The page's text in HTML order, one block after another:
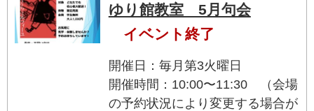
ゆり館教室 5月句会
イベント終了
開催日：毎月第3火曜日
開催時間：10:00〜11:30 （会場
の予約状況により変更する場合が